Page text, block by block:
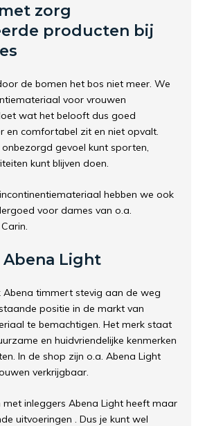
zorg
producten bij
de bomen het bos niet meer. We
voor vrouwen
wat het belooft dus goed
en comfortabel zit en niet opvalt.
gevoel kunt sporten,
kunt blijven doen.
hebben we ook
voor dames van o.a.
Light
Abena timmert stevig aan de weg
positie in de markt van
te bemachtigen. Het merk staat
en huidvriendelijke kenmerken
In de shop zijn o.a. Abena Light
verkrijgbaar.
met inleggers Abena Light heeft maar
uitvoeringen . Dus je kunt wel